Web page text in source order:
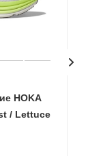
HOKA
/ Lettuce